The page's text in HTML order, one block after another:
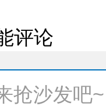
评论
抢沙发吧~